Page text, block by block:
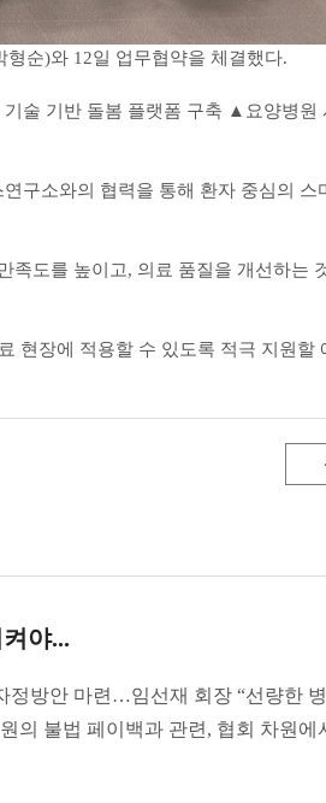
순)와 12일 업무협약을 체결했다.
술 기반 돌봄 플랫폼 구축 ▲요양병원
구소와의 협력을 통해 환자 중심의 스
족도를 높이고, 의료 품질을 개선하는
현장에 적용할 수 있도록 적극 지원할
야...
정방안 마련…임선재 회장 “선량한
의 불법 페이백과 관련, 협회 차원에